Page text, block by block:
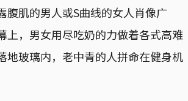
腹肌的男人或S曲线的女人肖像广
上，男女用尽吃奶的力做着各式高难
地玻璃内，老中青的人拼命在健身机